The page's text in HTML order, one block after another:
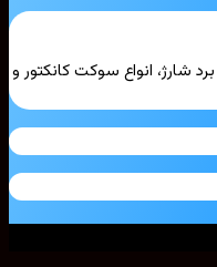
انواع سوکت کانکتور و